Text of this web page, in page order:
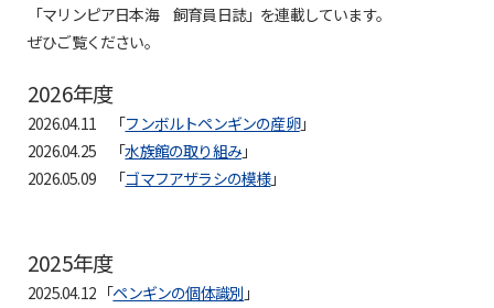
「マリンピア日本海 飼育員日誌」を連載しています。
ぜひご覧ください。
2026年度
2026.04.11 「フンボルトペンギンの産卵」
2026.04.25 「水族館の取り組み」
2026.05.09 「ゴマフアザラシの模様」
2025年度
2025.04.12 「ペンギンの個体識別 」